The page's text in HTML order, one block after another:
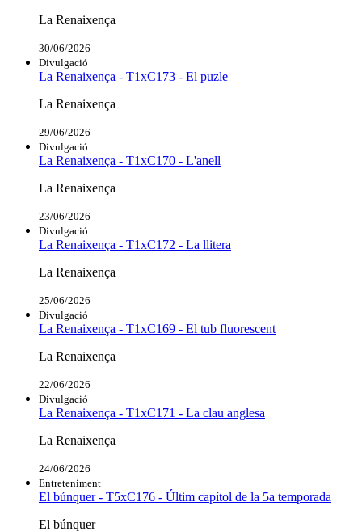
La Renaixença
30/06/2026
Divulgació
La Renaixença - T1xC173 - El puzle
La Renaixença
29/06/2026
Divulgació
La Renaixença - T1xC170 - L'anell
La Renaixença
23/06/2026
Divulgació
La Renaixença - T1xC172 - La llitera
La Renaixença
25/06/2026
Divulgació
La Renaixença - T1xC169 - El tub fluorescent
La Renaixença
22/06/2026
Divulgació
La Renaixença - T1xC171 - La clau anglesa
La Renaixença
24/06/2026
Entreteniment
El búnquer - T5xC176 - Últim capítol de la 5a temporada
El búnquer